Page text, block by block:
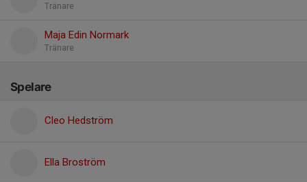
Tränare
Maja Edin Normark
Tränare
Spelare
Cleo Hedström
Ella Broström